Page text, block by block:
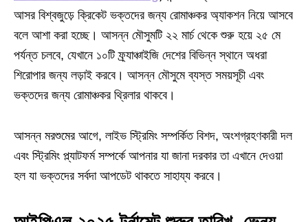
আসর বিশ্বজুড়ে ক্রিকেট ভক্তদের জন্য রোমাঞ্চকর অ্যাকশন নিয়ে আসবে
বলে আশা করা হচ্ছে। আসন্ন মৌসুমটি ২২ মার্চ থেকে শুরু হয়ে ২৫ মে
পর্যন্ত চলবে, যেখানে ১০টি ফ্র্যাঞ্চাইজি দেশের বিভিন্ন স্থানে অধরা
শিরোপার জন্য লড়াই করবে। আসন্ন মৌসুমে ব্যস্ত সময়সূচী এবং
ভক্তদের জন্য রোমাঞ্চকর থ্রিলার থাকবে।
আসন্ন মরশুমের আগে, লাইভ স্ট্রিমিং সম্পর্কিত বিশদ, অংশগ্রহণকারী দল
এবং স্ট্রিমিং প্ল্যাটফর্ম সম্পর্কে আপনার যা জানা দরকার তা এখানে দেওয়া
হল যা ভক্তদের সর্বদা আপডেট থাকতে সাহায্য করবে।